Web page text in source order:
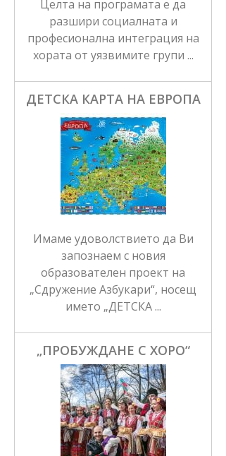
Целта на програмата е да
разшири социалната и
професионална интеграция на
хората от уязвимите групи ...
ДЕТСКА КАРТА НА ЕВРОПА
Имаме удоволствието да Ви
запознаем с новия
образователен проект на
„Сдружение Азбукари“, носещ
името „ДЕТСКА ...
„ПРОБУЖДАНЕ С ХОРО“